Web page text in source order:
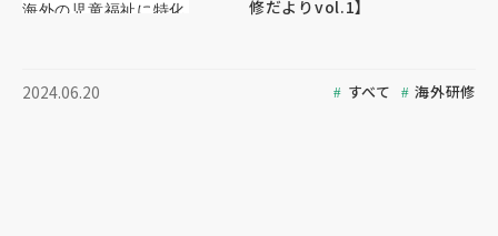
修だよりvol.1】
2024.06.20 すべて 海外研修